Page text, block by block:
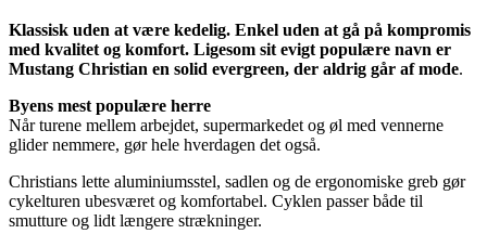
Klassisk uden at være kedelig. Enkel uden at gå på kompromis
med kvalitet og komfort. Ligesom sit evigt populære navn er
Mustang Christian en solid evergreen, der aldrig går af mode.
Byens mest populære herre
Når turene mellem arbejdet, supermarkedet og øl med vennerne
glider nemmere, gør hele hverdagen det også.
Christians lette aluminiumsstel, sadlen og de ergonomiske greb gør
cykelturen ubesværet og komfortabel. Cyklen passer både til
smutture og lidt længere strækninger.